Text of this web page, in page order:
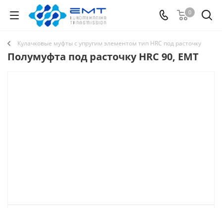
0
Кулачковые муфты с упругим элементом тип HRC под расточку
Полумуфта под расточку HRC 90, EMT